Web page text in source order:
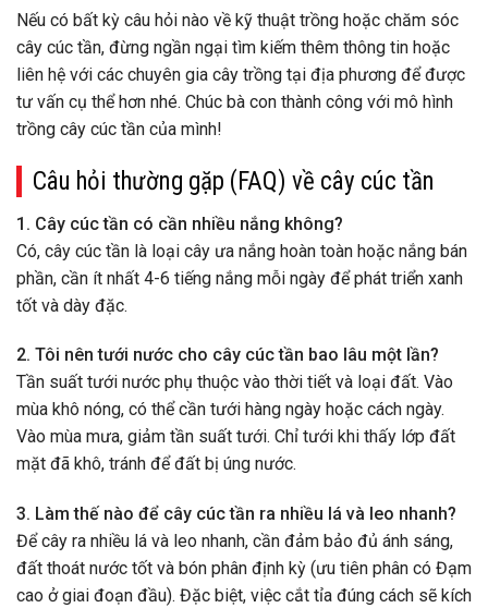
Nếu có bất kỳ câu hỏi nào về kỹ thuật trồng hoặc chăm sóc
cây cúc tần, đừng ngần ngại tìm kiếm thêm thông tin hoặc
liên hệ với các chuyên gia cây trồng tại địa phương để được
tư vấn cụ thể hơn nhé. Chúc bà con thành công với mô hình
trồng cây cúc tần của mình!
Câu hỏi thường gặp (FAQ) về cây cúc tần
1. Cây cúc tần có cần nhiều nắng không?
Có, cây cúc tần là loại cây ưa nắng hoàn toàn hoặc nắng bán
phần, cần ít nhất 4-6 tiếng nắng mỗi ngày để phát triển xanh
tốt và dày đặc.
2. Tôi nên tưới nước cho cây cúc tần bao lâu một lần?
Tần suất tưới nước phụ thuộc vào thời tiết và loại đất. Vào
mùa khô nóng, có thể cần tưới hàng ngày hoặc cách ngày.
Vào mùa mưa, giảm tần suất tưới. Chỉ tưới khi thấy lớp đất
mặt đã khô, tránh để đất bị úng nước.
3. Làm thế nào để cây cúc tần ra nhiều lá và leo nhanh?
Để cây ra nhiều lá và leo nhanh, cần đảm bảo đủ ánh sáng,
đất thoát nước tốt và bón phân định kỳ (ưu tiên phân có Đạm
cao ở giai đoạn đầu). Đặc biệt, việc cắt tỉa đúng cách sẽ kích